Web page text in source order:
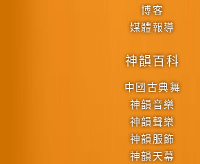
博客
媒體報導
神韻百科
中國古典舞
神韻音樂
神韻聲樂
神韻服飾
神韻天幕